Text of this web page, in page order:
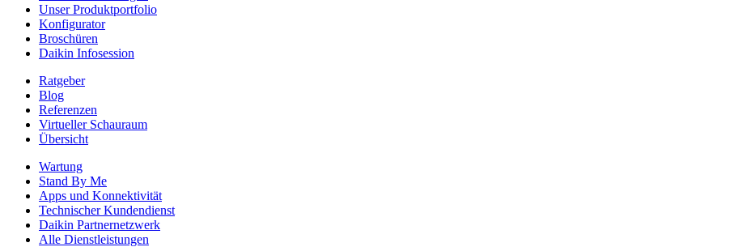
Unser Produktportfolio
Konfigurator
Broschüren
Daikin Infosession
Ratgeber
Blog
Referenzen
Virtueller Schauraum
Übersicht
Wartung
Stand By Me
Apps und Konnektivität
Technischer Kundendienst
Daikin Partnernetzwerk
Alle Dienstleistungen